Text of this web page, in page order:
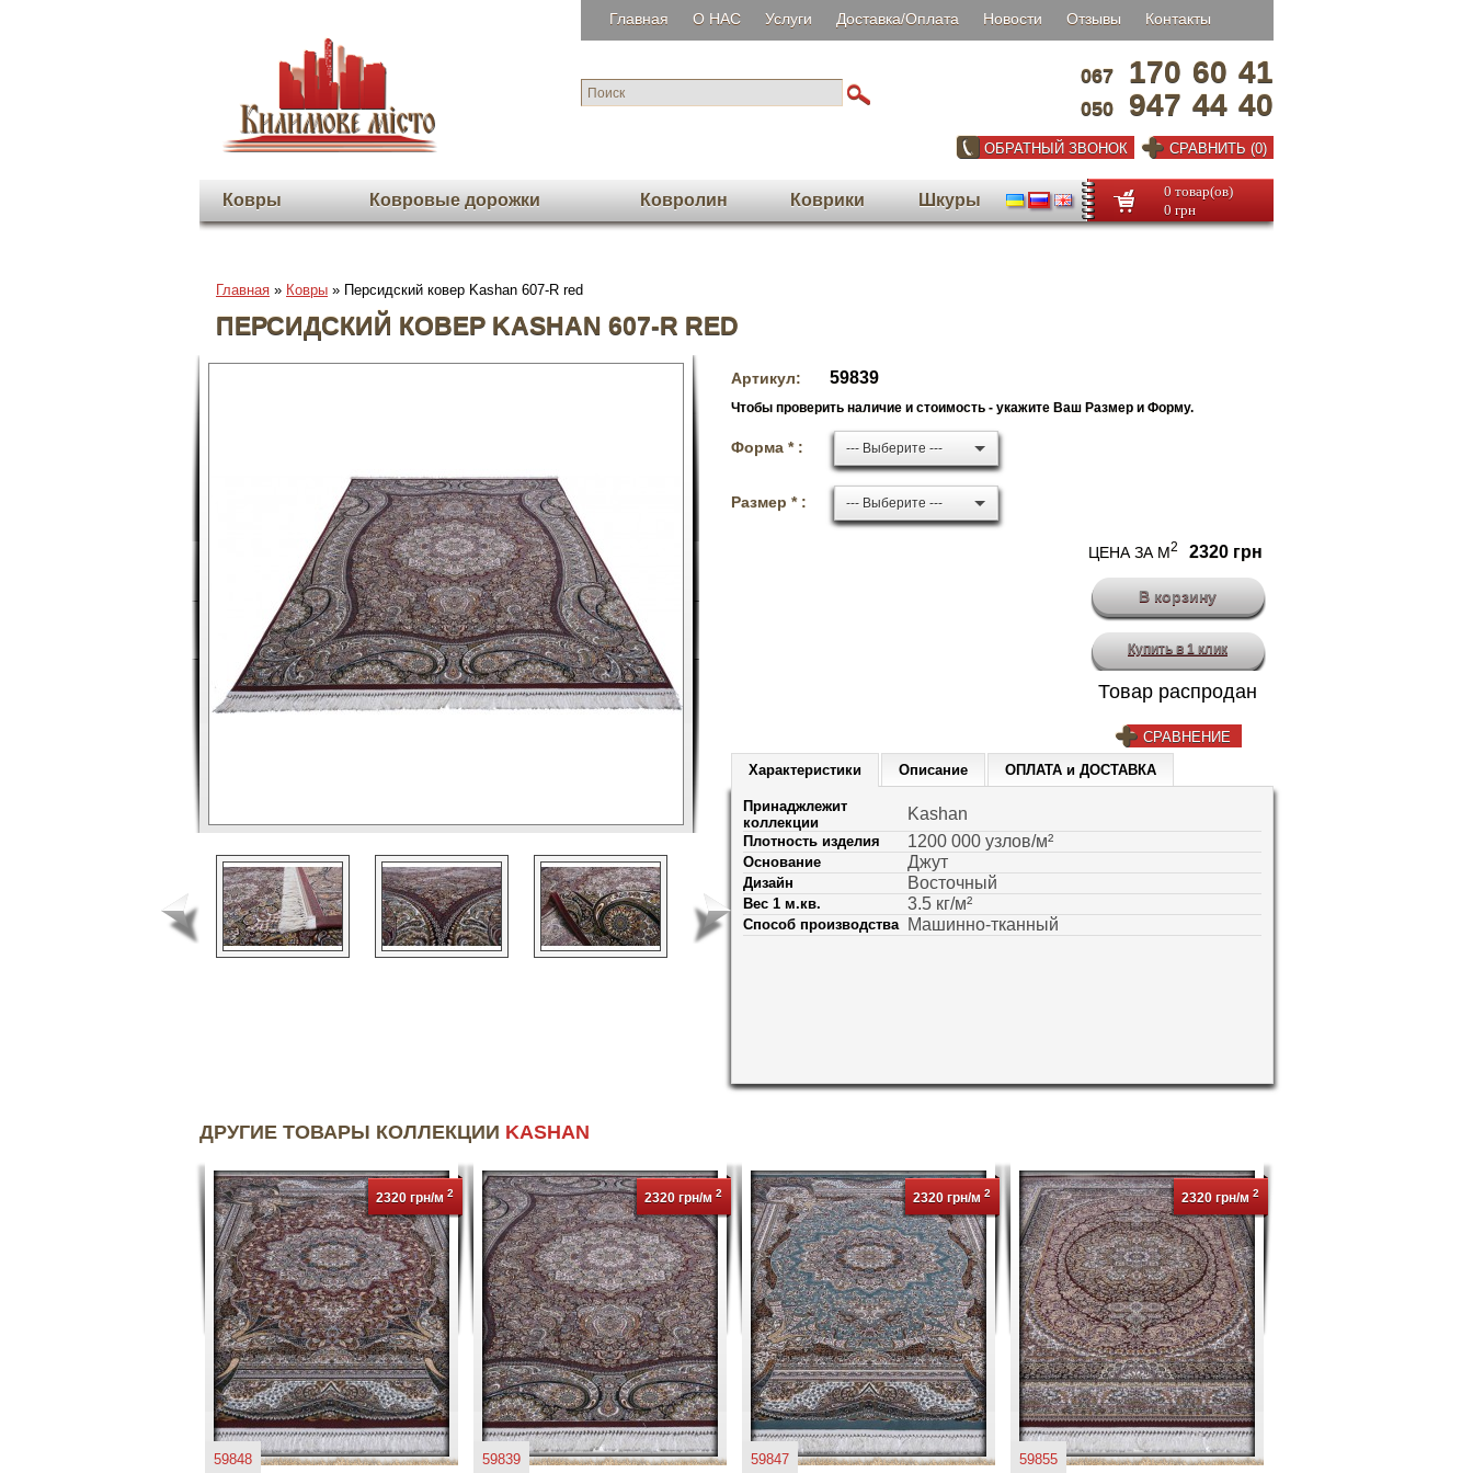
Главная О НАС Услуги Доставка/Оплата Новости Отзывы Контакты
067 170 60 41
050 947 44 40
ОБРАТНЫЙ ЗВОНОК СРАВНИТЬ (0)
Ковры Ковровые дорожки Ковролин Коврики Шкуры
0 товар(ов)
0 грн
Главная » Ковры » Персидский ковер Kashan 607-R red
ПЕРСИДСКИЙ КОВЕР KASHAN 607-R RED
Артикул: 59839
Чтобы проверить наличие и стоимость - укажите Ваш Размер и Форму.
Форма * : --- Выберите ---
Размер * : --- Выберите ---
ЦЕНА ЗА М2 2320 грн
Купить в 1 клик
Товар распродан
СРАВНЕНИЕ
Характеристики
Описание ОПЛАТА и ДОСТАВКА
Принаджлежит
коллекции
Kashan
Плотность изделия 1200 000 узлов/м²
Основание Джут
Дизайн Восточный
Вес 1 м.кв. 3.5 кг/м²
Способ производства Машинно-тканный
ДРУГИЕ ТОВАРЫ КОЛЛЕКЦИИ KASHAN
2320 грн/м 2
59848
2320 грн/м 2
59839
2320 грн/м 2
59847
2320 грн/м 2
59855